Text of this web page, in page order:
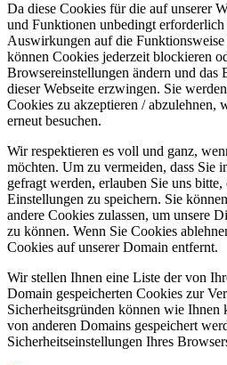
Da diese Cookies für die auf unserer
und Funktionen unbedingt
Auswirkungen auf die Funktionsweise
können Cookies jederzeit blockieren
Browsereinstellungen ändern und das
dieser Webseite erzwingen. Sie
Cookies zu akzeptieren / abzulehnen,
erneut besuchen.
Wir respektieren es voll und ganz,
möchten. Um zu vermeiden, dass Sie
gefragt werden, erlauben Sie uns
Einstellungen zu speichern. Sie
andere Cookies zulassen, um unsere
zu können. Wenn Sie Cookies
Cookies auf unserer Domain entfernt.
Wir stellen Ihnen eine Liste der von
Domain gespeicherten Cookies zur
Sicherheitsgründen können wie Ihnen
von anderen Domains gespeichert
Sicherheitseinstellungen Ihres